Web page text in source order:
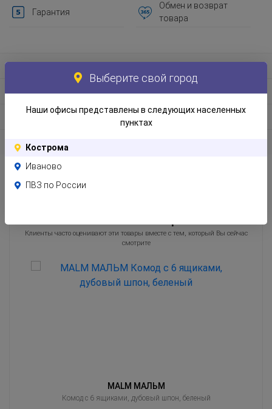
Гарантия
Обмен и возврат
товара
Информация по упаковке
Отзывы
Клиенты часто оценивают эти товары вместе с тем, который Вы сейчас
смотрите
MALM МАЛЬМ
Комод с 6 ящиками, дубовый шпон, беленый
Выберите свой город
Наши офисы представлены в следующих населенных
пунктах
Кострома
Иваново
ПВЗ по России